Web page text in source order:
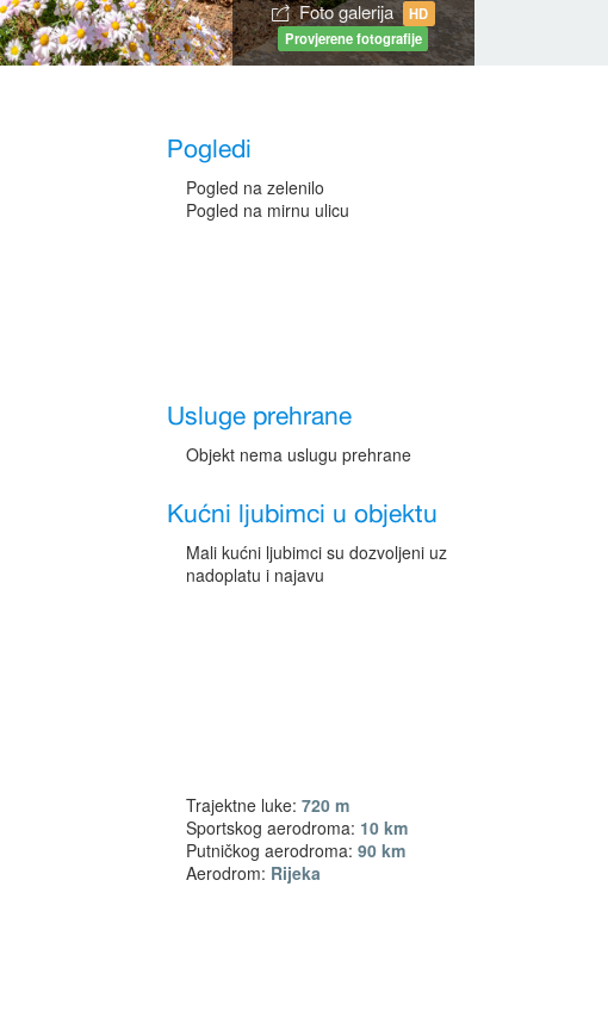
Foto galerija HD
Provjerene fotografije
Pogledi
Pogled na zelenilo
Pogled na mirnu ulicu
Usluge prehrane
Objekt nema uslugu prehrane
Kućni ljubimci u objektu
Mali kućni ljubimci su dozvoljeni uz
nadoplatu i najavu
Trajektne luke:720 m
Sportskog aerodroma: 10 km
Putničkog aerodroma:90 km
Aerodrom: Rijeka